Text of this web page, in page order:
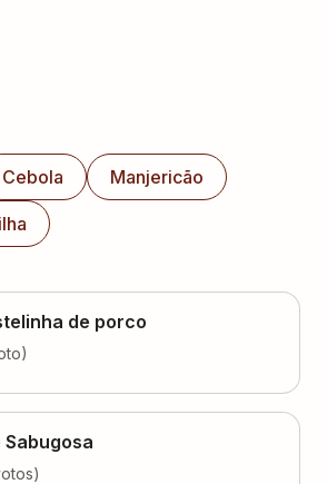
Cebola Manjericão
de porco
)
s)